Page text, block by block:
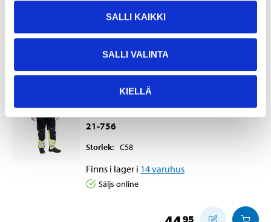
SALLI KAIKKI
SALLI VALINTA
KIELLÄ
Hantverksbyxa, varselklass 1,
C58
21-756
Storlek: C58
Finns i lager i 14varuhus
Säljs online
95